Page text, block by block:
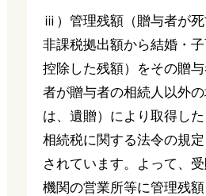
ⅲ）管理残額（贈与者が
非課税拠出額から結婚・
控除した残額）をその贈
者が贈与者の相続人以外
は、遺贈）により取得した
相続税に関する法令の規
されています。よって、
機関の営業所等に管理残